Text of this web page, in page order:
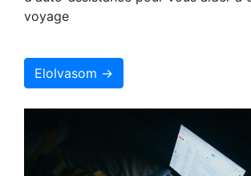
voyage
Elolvasom →